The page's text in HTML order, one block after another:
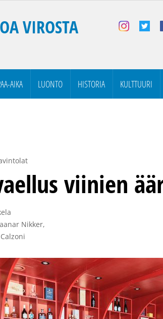
VIROSTA
AIKA LUONTO HISTORIA KULTTUURI
viinien
Nikker,